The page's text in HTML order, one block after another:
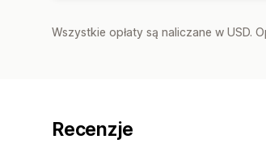
Wszystkie opłaty są naliczane w USD.
Recenzje